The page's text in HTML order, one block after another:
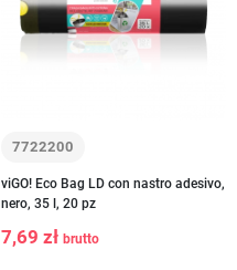
7722200
viGO! Eco Bag LD con nastro adesivo,
nero, 35 l, 20 pz
7,69 zł brutto